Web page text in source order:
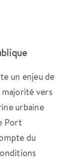
un enjeu de
vers
urbaine
Port
du